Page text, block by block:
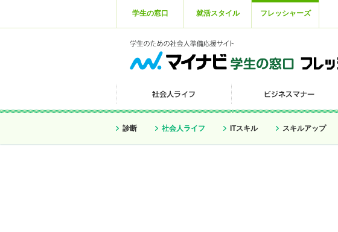
学生の窓口 就活スタイル フレッシャーズ
診断 社会人ライフ ITスキル スキルアップ